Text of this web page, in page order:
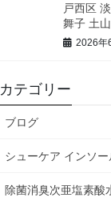
戸西区
舞子 土山
2026年
カテゴリー
ブログ
シューケア インソー
除菌消臭次亜塩素酸